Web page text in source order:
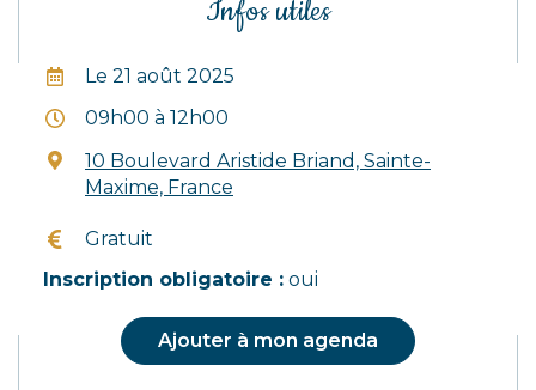
complémentaires
Infos utiles
Le 21 août 2025
09h00 à 12h00
10 Boulevard Aristide Briand, Sainte-
Maxime, France
Gratuit
Inscription obligatoire : oui
Ajouter à mon agenda